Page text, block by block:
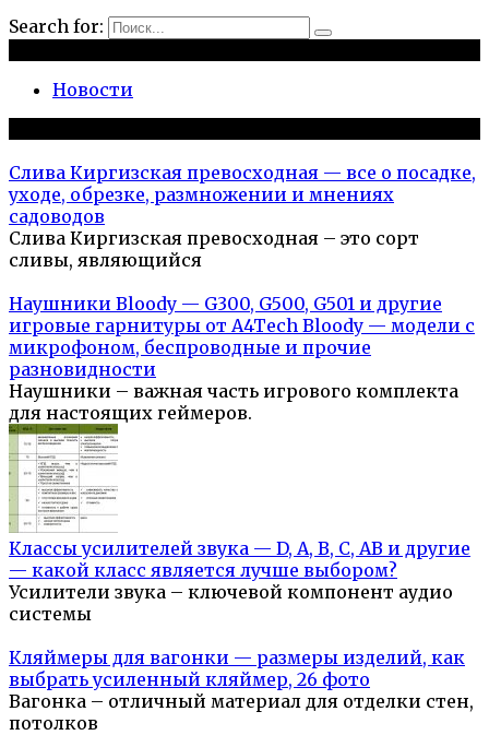
Search for:
Новости
Слива Киргизская превосходная — все о посадке,
уходе, обрезке, размножении и мнениях
садоводов
Слива Киргизская превосходная – это сорт
сливы, являющийся
Наушники Bloody — G300, G500, G501 и другие
игровые гарнитуры от A4Tech Bloody — модели с
микрофоном, беспроводные и прочие
разновидности
Наушники – важная часть игрового комплекта
для настоящих геймеров.
Классы усилителей звука — D, A, B, C, AB и другие
— какой класс является лучше выбором?
Усилители звука – ключевой компонент аудио
системы
Кляймеры для вагонки — размеры изделий, как
выбрать усиленный кляймер, 26 фото
Вагонка – отличный материал для отделки стен,
потолков